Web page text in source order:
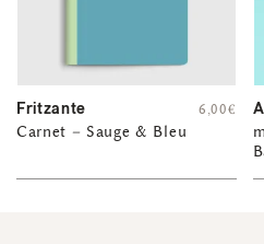
Fritzante
Carnet – Sauge & Bleu
6,00€